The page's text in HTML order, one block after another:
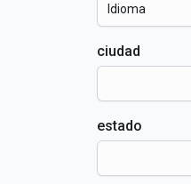
Idioma
ciudad
estado